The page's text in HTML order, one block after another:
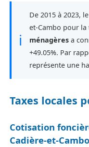
ℹ
De 2015 à 2023,
et-Cambo pour la
ménagères a
+49.05%. Par
représente une
Taxes locales
Cotisation
Cadière-et-Cambo